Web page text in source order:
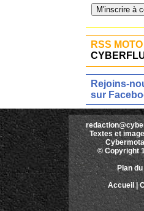
RSS MOTO
Rejoins-
sur
Textes et
© Copyright
Plan
Accueil |